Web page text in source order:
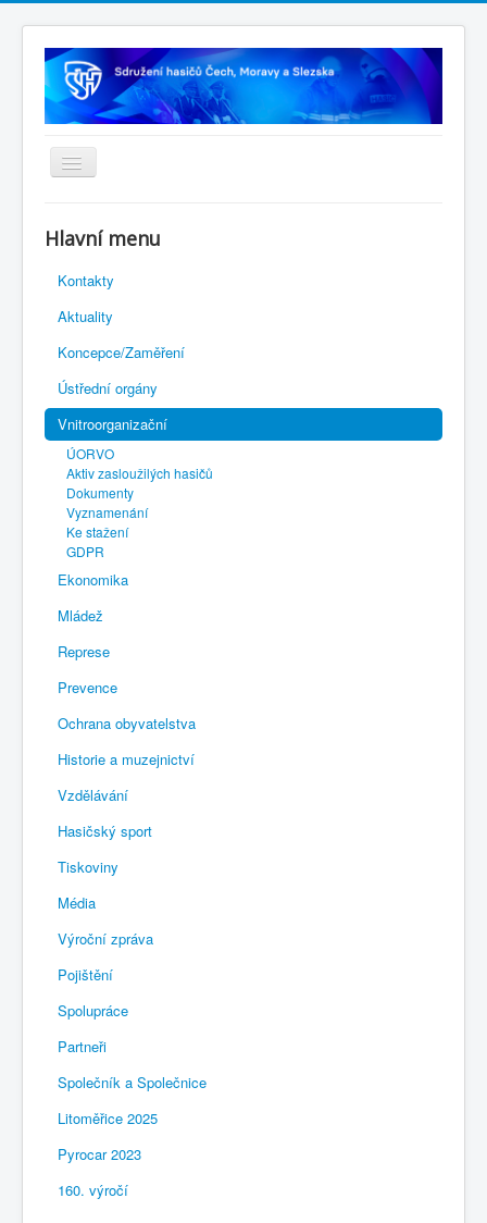
Rejstřík sportu
Novelizace Stanov SH ČMS
Plán činnosti 2026
Kalendář akcí
Výhody pro členy
Portál REDENOX
Hlavní menu
Kontakty
Aktuality
Koncepce/Zaměření
Ústřední orgány
Vnitroorganizační
ÚORVO
Aktiv zasloužilých hasičů
Dokumenty
Vyznamenání
Ke stažení
GDPR
Ekonomika
Mládež
Represe
Prevence
Ochrana obyvatelstva
Historie a muzejnictví
Vzdělávání
Hasičský sport
Tiskoviny
Média
Výroční zpráva
Pojištění
Spolupráce
Partneři
Společník a Společnice
Litoměřice 2025
Pyrocar 2023
160. výročí